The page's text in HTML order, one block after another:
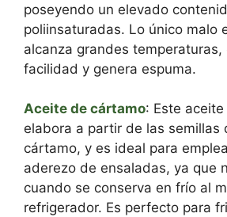
poseyendo un elevado
poliinsaturadas. Lo único malo
alcanza grandes temperaturas,
facilidad y genera espuma.
Aceite de cártamo: Este
elabora a partir de las semillas
cártamo, y es ideal para
aderezo de ensaladas, ya que
cuando se conserva en frío al
refrigerador. Es perfecto para